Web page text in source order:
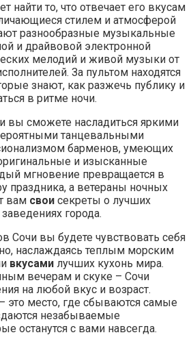
то, что отвечает его вкусам
стилем и атмосферой
разнообразные музыкальные
и драйвовой электронной
мелодий и живой музыки от
За пультом находятся
знают, как разжечь публику и
в ритме ночи.
вы сможете насладиться яркими
танцевальными
барменов, умеющих
и изысканные
мгновение превращается в
праздника, а ветераны ночных
вам свои секреты о лучших
города.
Сочи вы будете чувствовать себя
наслаждаясь теплым морским
вкусами лучших кухонь мира.
вечерам и скуке – Сочи
на любой вкус и возраст.
это место, где сбываются самые
незабываемые
останутся с вами навсегда.